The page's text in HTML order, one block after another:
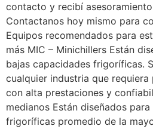
contacto y recibí
Contactanos hoy mismo para
Equipos recomendados para
más MIC – Minichillers Están
bajas capacidades frigoríficas.
cualquier industria que
con alta prestaciones y
medianos Están diseñados
frigoríficas promedio de la